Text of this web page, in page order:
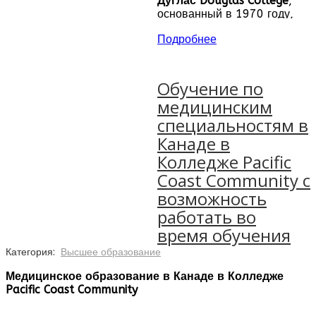
разнообразных дипломных
и сертификационных
программ,
подготовительные курсы
основанный в 1970 году,
Ванкувера, с кампусами в
программы обучения в
Канаде на бакалавриате,
магистратуре, по
специальностям в сферах
искусства, гуманитарных,
естественных, технических
науках и бизнесе,
подготовительные
университетские курсы, а
также профессиональные
программы в сфере
здравоохранения,
социальных служб
(изучение института семьи и
общества), бизнеса и
искусства.
Подробнее
Обучение по
медицинским
специальностям в
Канаде в
Колледже Pacific
Coast Community с
возможность
работать во
время обучения
Категория: Высшее образование
Медицинское образование в Канаде в Колледже
Pacific Coast Community